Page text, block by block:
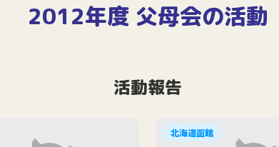
2012年度 父母会の活動
活動報告
北海道函館